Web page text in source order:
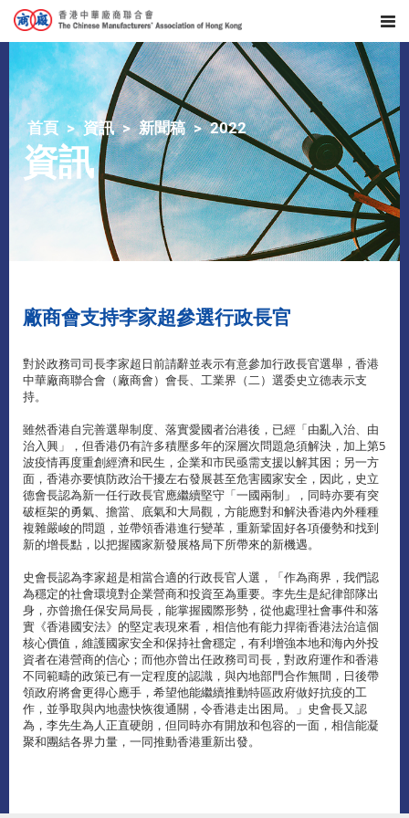
首頁 資訊 新聞稿 2022
資訊
​廠商會支持李家超參選行政長官
對於政務司司長李家超日前請辭並表示有意參加行政長官選舉，香港
中華廠商聯合會（廠商會）會長、工業界（二）選委史立德表示支
持。
雖然香港自完善選舉制度、落實愛國者治港後，已經「由亂入治、由
治入興」，但香港仍有許多積壓多年的深層次問題急須解決，加上第5
波疫情再度重創經濟和民生，企業和市民亟需支援以解其困；另一方
面，香港亦要慎防政治干擾左右發展甚至危害國家安全，因此，史立
德會長認為新一任行政長官應繼續堅守「一國兩制」，同時亦要有突
破框架的勇氣、擔當、底氣和大局觀，方能應對和解決香港內外種種
複雜嚴峻的問題，並帶領香港進行變革，重新鞏固好各項優勢和找到
新的增長點，以把握國家新發展格局下所帶來的新機遇。
史會長認為李家超是相當合適的行政長官人選，「作為商界，我們認
為穩定的社會環境對企業營商和投資至為重要。李先生是紀律部隊出
身，亦曾擔任保安局局長，能掌握國際形勢，從他處理社會事件和落
實《香港國安法》的堅定表現來看，相信他有能力捍衛香港法治這個
核心價值，維護國家安全和保持社會穩定，有利增強本地和海內外投
資者在港營商的信心；而他亦曾出任政務司司長，對政府運作和香港
不同範疇的政策已有一定程度的認識，與內地部門合作無間，日後帶
領政府將會更得心應手，希望他能繼續推動特區政府做好抗疫的工
作，並爭取與內地盡快恢復通關，令香港走出困局。」史會長又認
為，李先生為人正直硬朗，但同時亦有開放和包容的一面，相信能凝
聚和團結各界力量，一同推動香港重新出發。